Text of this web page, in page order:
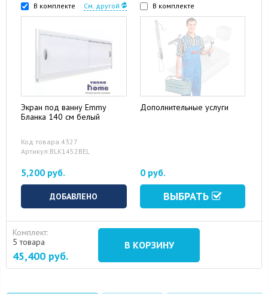
15 August 2024 10 September 2024
В комплекте См. другой
Экран под ванну Emmy
Бланка 140 см белый
Код товара:4327
Артикул:BLK1452BEL
5,200 руб.
ДОБАВЛЕНО
В комплекте
Дополнительные услуги
0 руб.
ВЫБРАТЬ
Комплект:
5 товара
45,400 руб.
В КОРЗИНУ